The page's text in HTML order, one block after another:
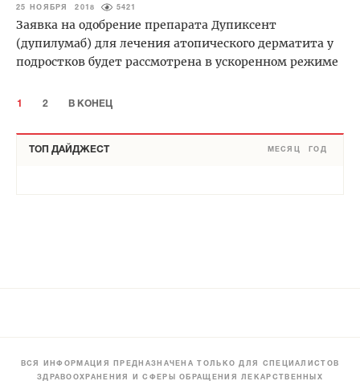
25 НОЯБРЯ 2018 5421
Заявка на одобрение препарата Дупиксент
(дупилумаб) для лечения атопического дерматита у
подростков будет рассмотрена в ускоренном режиме
1 2 В КОНЕЦ
ТОП ДАЙДЖЕСТ МЕСЯЦ ГОД
ВСЯ ИНФОРМАЦИЯ ПРЕДНАЗНАЧЕНА ТОЛЬКО ДЛЯ СПЕЦИАЛИСТОВ
ЗДРАВООХРАНЕНИЯ И СФЕРЫ ОБРАЩЕНИЯ ЛЕКАРСТВЕННЫХ